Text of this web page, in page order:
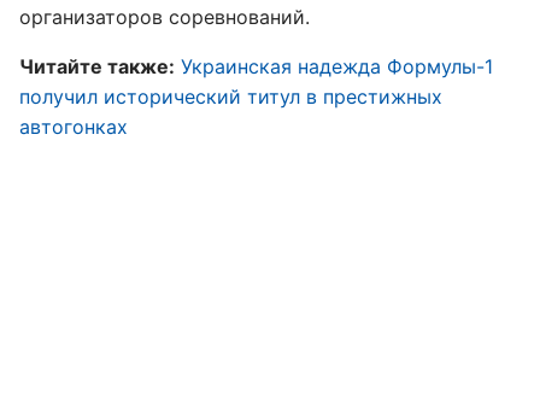
организаторов соревнований.
Читайте также: Украинская надежда Формулы-1
получил исторический титул в престижных
автогонках